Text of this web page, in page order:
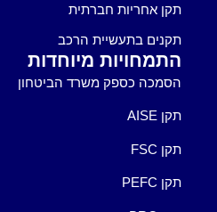
תקן אחריות חברתית
תקנים בתעשיית הרכב
התמחויות מיוחדות
הסמכה כספק משרד הביטחון
תקן AISE
תקן FSC
תקן PEFC